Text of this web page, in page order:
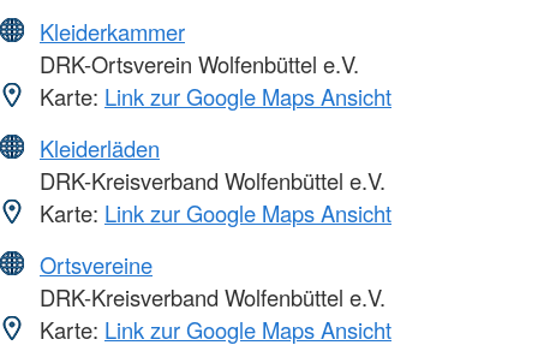
Kleiderkammer
DRK-Ortsverein Wolfenbüttel e.V.
Karte: Link zur Google Maps Ansicht
Kleiderläden
DRK-Kreisverband Wolfenbüttel e.V.
Karte: Link zur Google Maps Ansicht
Ortsvereine
DRK-Kreisverband Wolfenbüttel e.V.
Karte: Link zur Google Maps Ansicht